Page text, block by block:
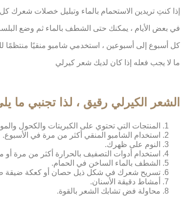
إذا كنتِ تريدين الاستحمام بالماء وتبليل خصلات
في بعض الأيام ، يمكنك حتى الشطف بالماء ثم وضع
كل أسبوع إلى أسبوعين ، استخدمي شامبو منقيًا منتظمًا
ما لا يجب فعله إذا كان لديك شعر كيرلي
الشعر الكيرلي رقيق ، لذا تجنبي ما
المنتجات التي تحتوي على الكبريتات والكحول
استخدام الشامبو المنقي أكثر من مرة في الأسبوع.
النوم على ظهرك.
استخدام أدوات التصفيف بالحرارة أكثر من مرة أو
الشطف بالماء الساخن في الحمام.
تسريح شعرك في شكل ذيل حصان أو كعكة ضيقة
أمشاط دقيقة الأسنان.
محاولة فض تشابك الشعر بالقوة.